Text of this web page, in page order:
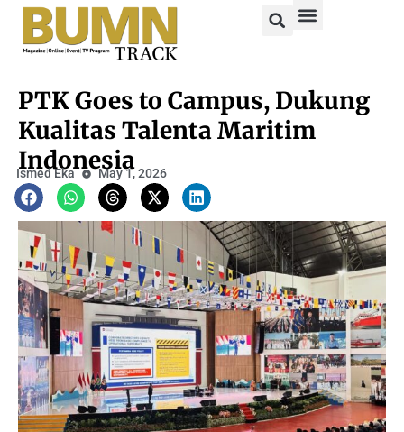
PTK Goes to Campus, Dukung
Kualitas Talenta Maritim
Indonesia
Ismed Eka May 1, 2026